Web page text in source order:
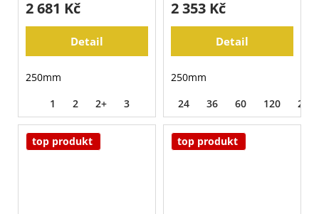
2 681 Kč
Detail
250mm
1
2 2+ 3
2 353 Kč
Detail
250mm
24
36 60 120 240
top produkt top produkt